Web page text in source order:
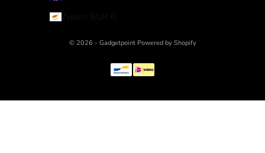
© 2026 - Gadgetpoint Powered by Shopify